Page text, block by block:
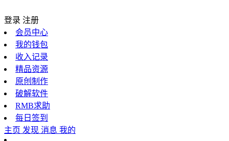
登录 注册
会员中心
我的钱包
收入记录
精品资源
原创制作
破解软件
RMB求助
每日签到
主页 发现 消息 我的